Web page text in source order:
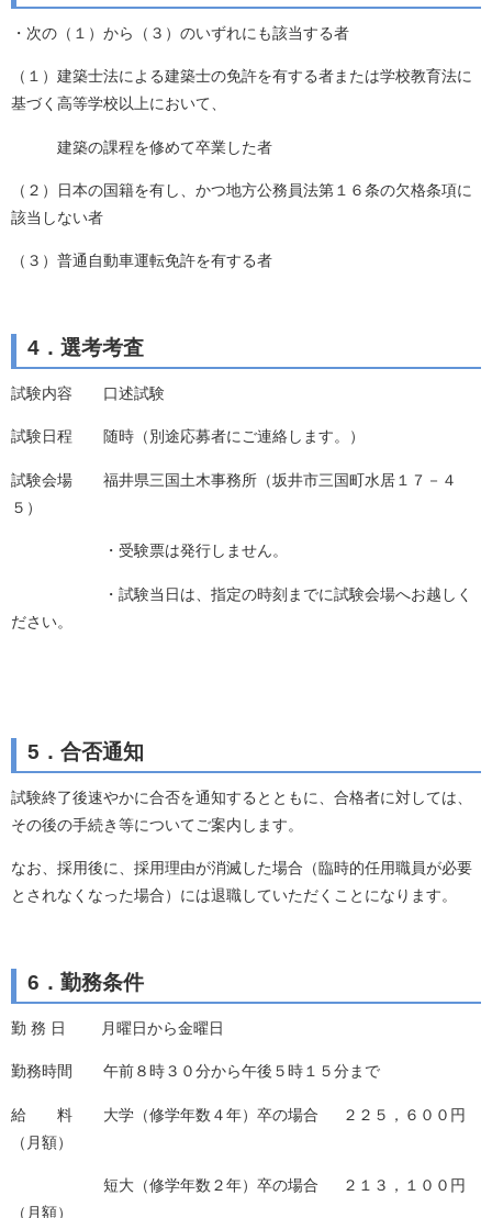
・次の（１）から（３）のいずれにも該当する者
（１）建築士法による建築士の免許を有する者または学校教育法に
基づく高等学校以上において、
建築の課程を修めて卒業した者
（２）日本の国籍を有し、かつ地方公務員法第１６条の欠格条項に
該当しない者
（３）普通自動車運転免許を有する者
4．選考考査
試験内容 口述試験
試験日程 随時（別途応募者にご連絡します。）
試験会場 福井県三国土木事務所（坂井市三国町水居１７－４
５）
・受験票は発行しません。
・試験当日は、指定の時刻までに試験会場へお越しく
ださい。
5．合否通知
試験終了後速やかに合否を通知するとともに、合格者に対しては、
その後の手続き等についてご案内します。
なお、採用後に、採用理由が消滅した場合（臨時的任用職員が必要
とされなくなった場合）には退職していただくことになります。
6．勤務条件
勤 務 日 月曜日から金曜日
勤務時間 午前８時３０分から午後５時１５分まで
給 料 大学（修学年数４年）卒の場合 ２２５，６００円
（月額）
短大（修学年数２年）卒の場合 ２１３，１００円
（月額）